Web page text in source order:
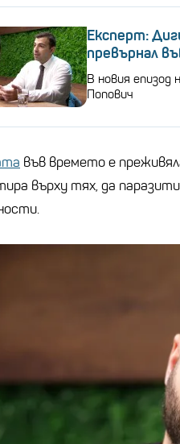
Експерт:
превърнал
В новия епизод
Попович
във времето е
върху тях, да